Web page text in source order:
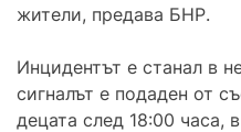
жители, предава БНР.
Инцидентът е станал в
сигналът е подаден от
децата след 18:00 часа,